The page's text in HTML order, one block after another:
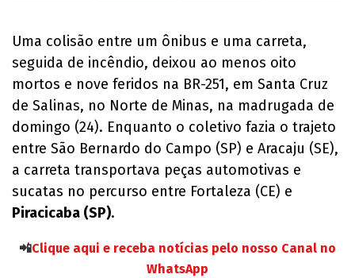
Uma colisão entre um ônibus e uma carreta,
seguida de incêndio, deixou ao menos oito
mortos e nove feridos na BR-251, em Santa Cruz
de Salinas, no Norte de Minas, na madrugada de
domingo (24). Enquanto o coletivo fazia o trajeto
entre São Bernardo do Campo (SP) e Aracaju (SE),
a carreta transportava peças automotivas e
sucatas no percurso entre Fortaleza (CE) e
Piracicaba (SP).
📲Clique aqui e receba notícias pelo nosso Canal no
WhatsApp